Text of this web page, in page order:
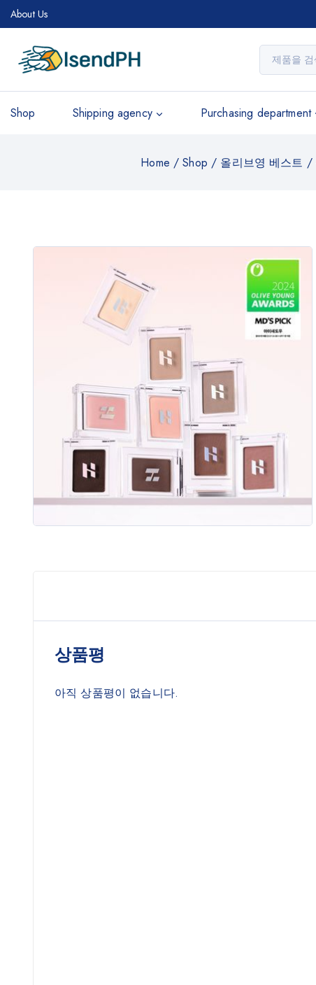
About Us
Shop Shipping agency Purchasing department
Home / Shop / 올리브영 베스트 /
상품평
아직 상품평이 없습니다.